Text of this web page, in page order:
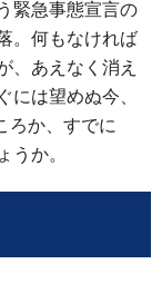
緊急事態宣言の
。何もなければ
、あえなく消え
には望めぬ今、
ろか、すでに
うか。